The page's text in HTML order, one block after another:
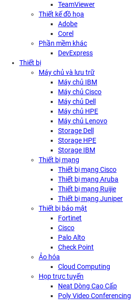
TeamViewer
Thiết kế đồ họa
Adobe
Corel
Phần mềm khác
DevExpress
Thiết bị
Máy chủ và lưu trữ
Máy chủ IBM
Máy chủ Cisco
Máy chủ Dell
Máy chủ HPE
Máy chủ Lenovo
Storage Dell
Storage HPE
Storage IBM
Thiết bị mạng
Thiết bị mạng Cisco
Thiết bị mạng Aruba
Thiết bị mạng Ruijie
Thiết bị mạng Juniper
Thiết bị bảo mật
Fortinet
Cisco
Palo Alto
Check Point
Ảo hóa
Cloud Computing
Họp trực tuyến
Neat Dòng Cao Cấp
Poly Video Conferencing